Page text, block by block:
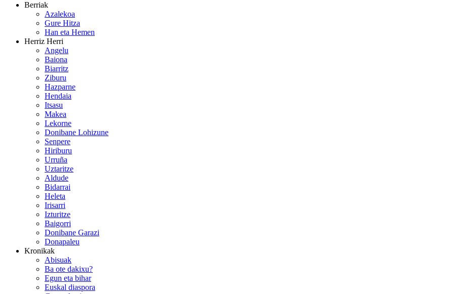
Berriak
Azalekoa
Gure Hitza
Han eta Hemen
Herriz Herri
Angelu
Baiona
Biarritz
Ziburu
Hazparne
Hendaia
Itsasu
Makea
Lekorne
Donibane Lohizune
Senpere
Hiriburu
Urruña
Uztaritze
Aldude
Bidarrai
Heleta
Irisarri
Izturitze
Baigorri
Donibane Garazi
Donapaleu
Kronikak
Abisuak
Ba ote dakixu?
Egun eta bihar
Euskal diaspora